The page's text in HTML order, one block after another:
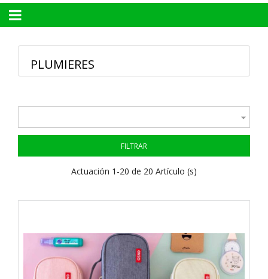
Navegación
palanca
☰
PLUMIERES

FILTRAR
Actuación 1-20 de 20 Artículo (s)